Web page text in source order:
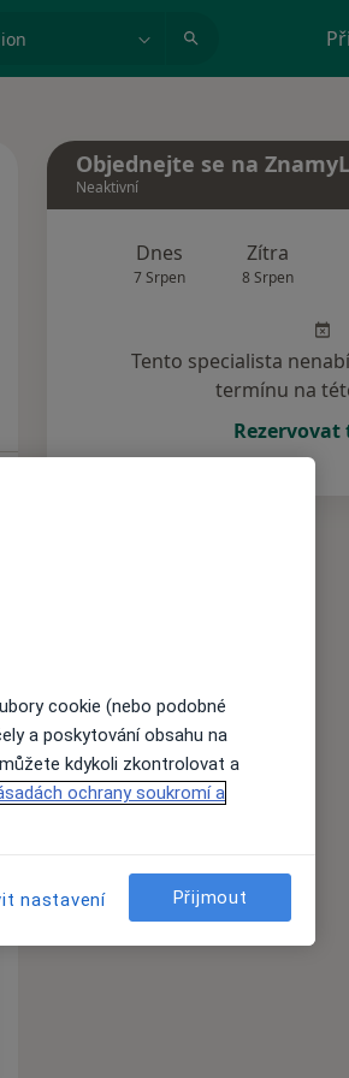
Objednejte se na
Neaktivní
Dnes
7 Srpen
Zítra
8 Srpen
Tento specialista
termínu na
cookie (nebo podobné
a poskytování obsahu na
kdykoli zkontrolovat a
ochrany soukromí a
nastavení Přijmout